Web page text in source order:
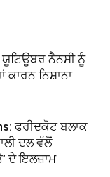
ਯੂਟਿਊਬਰ ਨੈਨਸੀ ਨੂੰ
ਕਾਰਨ ਨਿਸ਼ਾਨਾ
ਫਰੀਦਕੋਟ ਬਲਾਕ
ਦਲ ਵੱਲੋਂ
ਦੇ ਇਲਜ਼ਾਮ